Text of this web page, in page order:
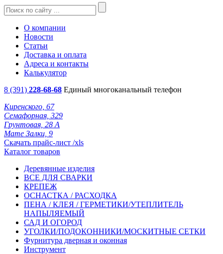
О компании
Новости
Статьи
Доставка и оплата
Адреса и контакты
Калькулятор
8 (391) 228-68-68 Единый многоканальный телефон
Киренского, 67
Семафорная, 329
Грунтовая, 28 А
Мате Залки, 9
Скачать прайс-лист /xls
Каталог товаров
Деревянные изделия
ВСЕ ДЛЯ СВАРКИ
КРЕПЕЖ
ОСНАСТКА / РАСХОДКА
ПЕНА / КЛЕЯ / ГЕРМЕТИКИ/УТЕПЛИТЕЛЬ
НАПЫЛЯЕМЫЙ
САД И ОГОРОД
УГОЛКИ/ПОДОКОННИКИ/МОСКИТНЫЕ СЕТКИ
Фурнитура дверная и оконная
Инструмент